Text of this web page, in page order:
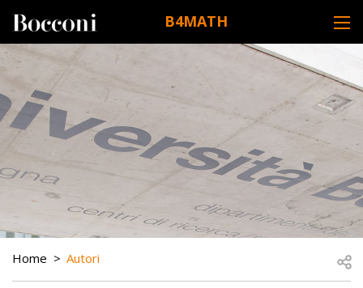
B4MATH
DESK NAVIGATION
BREADCRUMB
Home Autori